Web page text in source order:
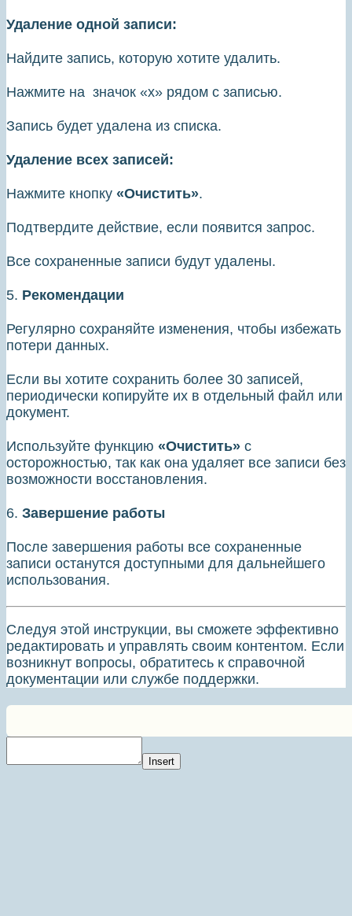
Удаление одной записи:
Найдите запись, которую хотите удалить.
Нажмите на значок «х» рядом с записью.
Запись будет удалена из списка.
Удаление всех записей:
Нажмите кнопку «Очистить».
Подтвердите действие, если появится запрос.
Все сохраненные записи будут удалены.
5. Рекомендации
Регулярно сохраняйте изменения, чтобы избежать
потери данных.
Если вы хотите сохранить более 30 записей,
периодически копируйте их в отдельный файл или
документ.
Используйте функцию «Очистить» с
осторожностью, так как она удаляет все записи без
возможности восстановления.
6. Завершение работы
После завершения работы все сохраненные
записи останутся доступными для дальнейшего
использования.
Следуя этой инструкции, вы сможете эффективно
редактировать и управлять своим контентом. Если
возникнут вопросы, обратитесь к справочной
документации или службе поддержки.
Insert